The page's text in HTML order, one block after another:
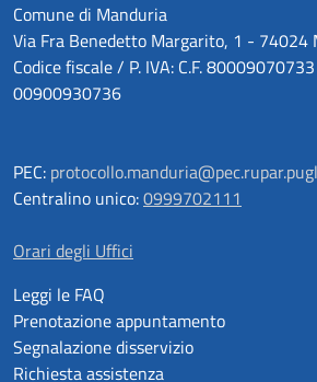
Comune di Manduria
Via Fra Benedetto Margarito, 1 - 74024
Codice fiscale / P. IVA: C.F.
00900930736
PEC:
Centralino unico:0999702111
Orari degli Uffici
Leggi le FAQ
Prenotazione appuntamento
Segnalazione disservizio
Richiesta assistenza